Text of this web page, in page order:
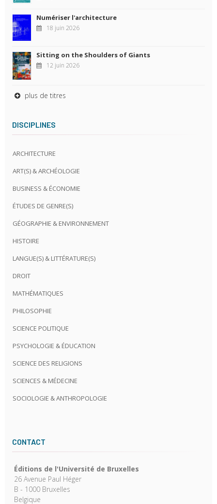
Numériser l'architecture
18 juin 2026
Sitting on the Shoulders of Giants
12 juin 2026
plus de titres
DISCIPLINES
ARCHITECTURE
ART(S) & ARCHÉOLOGIE
BUSINESS & ÉCONOMIE
ÉTUDES DE GENRE(S)
GÉOGRAPHIE & ENVIRONNEMENT
HISTOIRE
LANGUE(S) & LITTÉRATURE(S)
DROIT
MATHÉMATIQUES
PHILOSOPHIE
SCIENCE POLITIQUE
PSYCHOLOGIE & ÉDUCATION
SCIENCE DES RELIGIONS
SCIENCES & MÉDECINE
SOCIOLOGIE & ANTHROPOLOGIE
CONTACT
Éditions de l'Université de Bruxelles
26 Avenue Paul Héger
B - 1000 Bruxelles
Belgique